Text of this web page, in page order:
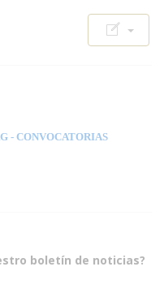
- CONVOCATORIAS
boletín de noticias?